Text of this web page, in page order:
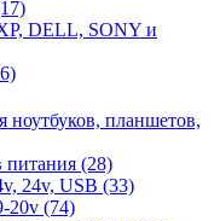
DELL, SONY и
ноутбуков, планшетов,
питания (28)
24v, USB (33)
20v (74)